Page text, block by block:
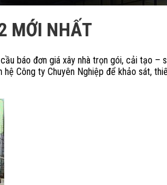
MỚI NHẤT
báo đơn giá xây nhà trọn gói, cải tạo –
Công ty Chuyên Nghiệp để khảo sát,